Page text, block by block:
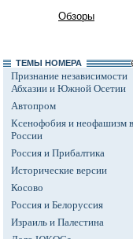
Обзоры
ТЕМЫ НОМЕРА
Признание независимости
Абхазии и Южной Осетии
Автопром
Ксенофобия и неофашизм в
России
Россия и Прибалтика
Исторические версии
Косово
Россия и Белоруссия
Израиль и Палестина